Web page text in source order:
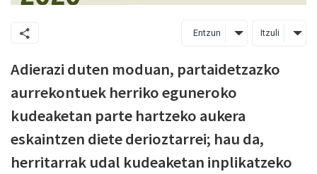
Entzun Itzuli
Adierazi duten moduan, partaidetzazko
aurrekontuek herriko eguneroko
kudeaketan parte hartzeko aukera
eskaintzen diete derioztarrei; hau da,
herritarrak udal kudeaketan inplikatzeko